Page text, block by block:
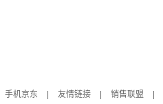
手机京东 友情链接 销售联盟